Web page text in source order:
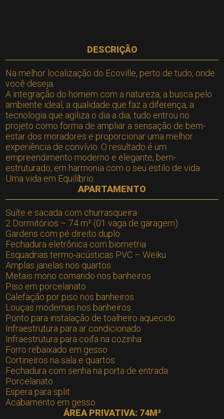
DESCRIÇÃO
Na melhor localização do Ecoville, perto de tudo, onde
você deseja.
A integração do homem com a natureza, a busca pelo
ambiente ideal, a qualidade que faz a diferença, a
tecnologia que agiliza o dia a dia, tudo entrou no
projeto como forma de ampliar a sensação de bem-
estar dos moradores e proporcionar uma melhor
experiência de convívio. O resultado é um
empreendimento moderno e elegante, bem-
estruturado, em harmonia com o seu estilo de vida.
Uma vida em Equilíbrio.
APARTAMENTO
Suíte e sacada com churrasqueira
2 Dormitórios – 74 m² (01 vaga de garagem)
Gardens com pé direito duplo
Fechadura eletrônica com biometria
Esquadrias termo-acústicas PVC – Weiku
Amplas janelas nos quartos
Metais mono comando nos banheiros
Piso em porcelanato
Calefação por piso nos banheiros
Louças modernas nos banheiros
Ponto para instalação de toalheiro aquecido
Infraestrutura para ar condicionado
Infraestrutura para coifa na cozinha
Forro rebaixado em gesso
Cortineiros na sala e quartos
Fechadura com senha na porta de entrada
Porcelanato
Espera para split
Acabamento em gesso
ÁREA PRIVATIVA: 74M²